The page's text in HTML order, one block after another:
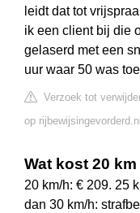
leidt dat tot
ik een client bij die
gelaserd met een
uur waar 50 was
Verzoek tot
op rijbewijsingevorderd.nl
Wat kost 20
20 km/h: € 209. 25
dan 30 km/h: